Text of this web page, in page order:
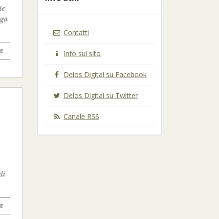
Contatti
Info sul sito
Delos Digital su Facebook
Delos Digital su Twitter
Canale RSS